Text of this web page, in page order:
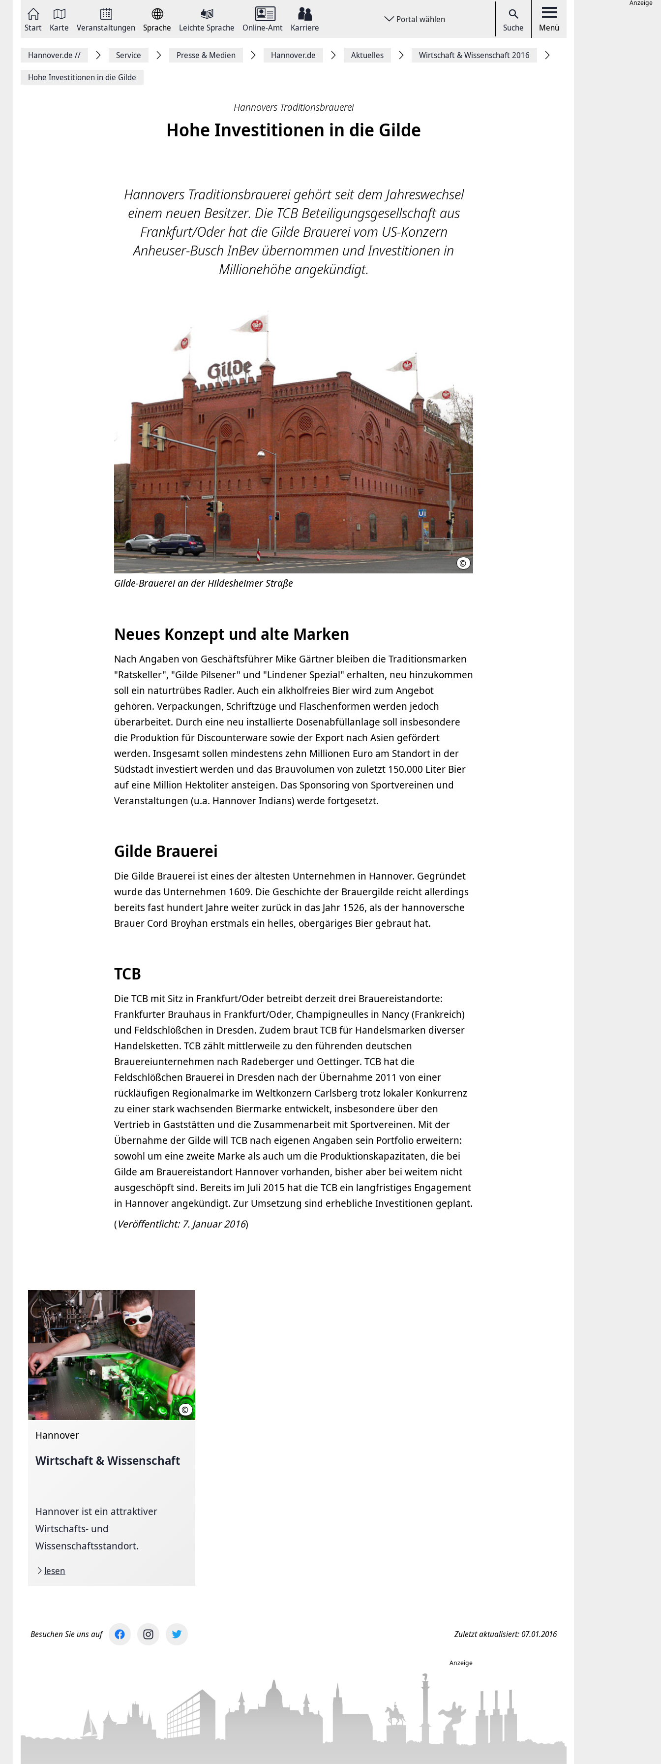
springen
Start Karte Veranstaltungen Sprache Leichte Sprache Online-Amt Karriere
Portal wählen
Suche Menü
FacebookHannover.de // Service Presse & Medien Hannover.de Aktuelles Wirtschaft & Wissenschaft 2016
Hohe Investitionen in die Gilde
Hannovers Traditionsbrauerei
Hohe Investitionen in die Gilde
Hannovers Traditionsbrauerei gehört seit dem Jahreswechsel
einem neuen Besitzer. Die TCB Beteiligungsgesellschaft aus
Frankfurt/Oder hat die Gilde Brauerei vom US-Konzern
Anheuser-Busch InBev übernommen und Investitionen in
Millionehöhe angekündigt.
© gemeinfrei
Gilde-Brauerei an der Hildesheimer Straße
Neues Konzept und alte Marken
Nach Angaben von Geschäftsführer Mike Gärtner bleiben die Traditionsmarken
"Ratskeller", "Gilde Pilsener" und "Lindener Spezial" erhalten, neu hinzukommen
soll ein naturtrübes Radler. Auch ein alkholfreies Bier wird zum Angebot
gehören. Verpackungen, Schriftzüge und Flaschenformen werden jedoch
überarbeitet. Durch eine neu installierte Dosenabfüllanlage soll insbesondere
die Produktion für Discounterware sowie der Export nach Asien gefördert
werden. Insgesamt sollen mindestens zehn Millionen Euro am Standort in der
Südstadt investiert werden und das Brauvolumen von zuletzt 150.000 Liter Bier
auf eine Million Hektoliter ansteigen. Das Sponsoring von Sportvereinen und
Veranstaltungen (u.a. Hannover Indians) werde fortgesetzt.
Gilde Brauerei
Die Gilde Brauerei ist eines der ältesten Unternehmen in Hannover. Gegründet
wurde das Unternehmen 1609. Die Geschichte der Brauergilde reicht allerdings
bereits fast hundert Jahre weiter zurück in das Jahr 1526, als der hannoversche
Brauer Cord Broyhan erstmals ein helles, obergäriges Bier gebraut hat.
TCB
Die TCB mit Sitz in Frankfurt/Oder betreibt derzeit drei Brauereistandorte:
Frankfurter Brauhaus in Frankfurt/Oder, Champigneulles in Nancy (Frankreich)
und Feldschlößchen in Dresden. Zudem braut TCB für Handelsmarken diverser
Handelsketten. TCB zählt mittlerweile zu den führenden deutschen
Brauereiunternehmen nach Radeberger und Oettinger. TCB hat die
Feldschlößchen Brauerei in Dresden nach der Übernahme 2011 von einer
rückläufigen Regionalmarke im Weltkonzern Carlsberg trotz lokaler Konkurrenz
zu einer stark wachsenden Biermarke entwickelt, insbesondere über den
Vertrieb in Gaststätten und die Zusammenarbeit mit Sportvereinen. Mit der
Übernahme der Gilde will TCB nach eigenen Angaben sein Portfolio erweitern:
sowohl um eine zweite Marke als auch um die Produktionskapazitäten, die bei
Gilde am Brauereistandort Hannover vorhanden, bisher aber bei weitem nicht
ausgeschöpft sind. Bereits im Juli 2015 hat die TCB ein langfristiges Engagement
in Hannover angekündigt. Zur Umsetzung sind erhebliche Investitionen geplant.
(Veröffentlicht: 7. Januar 2016)
© Thomas Damm / QUEST
Hannover
Wirtschaft & Wissenschaft
Hannover ist ein attraktiver
Wirtschafts- und
Wissenschaftsstandort.
lesen
Besuchen Sie uns auf Zuletzt aktualisiert: 07.01.2016
Anzeige
Anzeige